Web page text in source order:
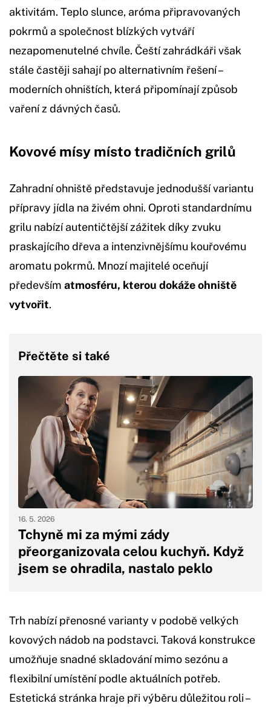
aktivitám. Teplo slunce, aróma připravovaných
pokrmů a společnost blízkých vytváří
nezapomenutelné chvíle. Čeští zahrádkáři však
stále častěji sahají po alternativním řešení –
moderních ohništích, která připomínají způsob
vaření z dávných časů.
Kovové mísy místo tradičních grilů
Zahradní ohniště představuje jednodušší variantu
přípravy jídla na živém ohni. Oproti standardnímu
grilu nabízí autentičtější zážitek díky zvuku
praskajícího dřeva a intenzivnějšímu kouřovému
aromatu pokrmů. Mnozí majitelé oceňují
především atmosféru, kterou dokáže ohniště
vytvořit.
Přečtěte si také
Tchyně mi za mými zády
přeorganizovala celou kuchyň. Když
jsem se ohradila, nastalo peklo
16. 5. 2026
Trh nabízí přenosné varianty v podobě velkých
kovových nádob na podstavci. Taková konstrukce
umožňuje snadné skladování mimo sezónu a
flexibilní umístění podle aktuálních potřeb.
Estetická stránka hraje při výběru důležitou roli –